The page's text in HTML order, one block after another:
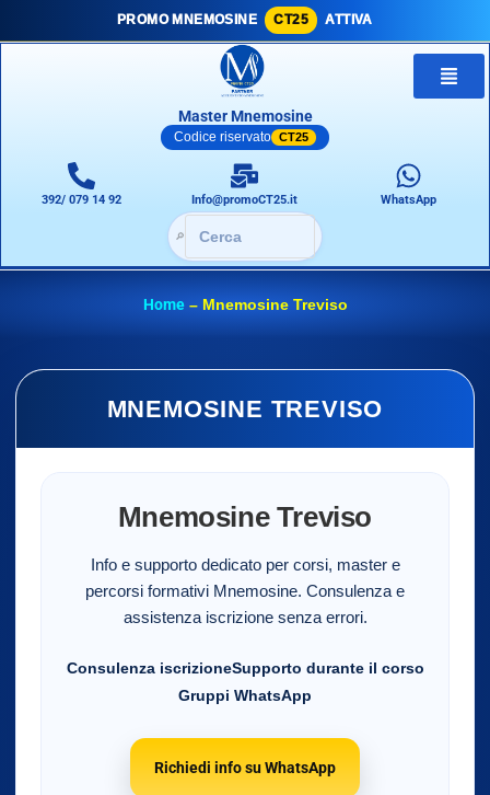
PROMO MNEMOSINE CT25 ATTIVA
Master Mnemosine
Codice riservato CT25
392/ 079 14 92 Info@promoCT25.it WhatsApp
🔎
Home– Mnemosine Treviso
MNEMOSINE TREVISO
Mnemosine Treviso
Info e supporto dedicato per corsi, master e
percorsi formativi Mnemosine. Consulenza e
assistenza iscrizione senza errori.
Consulenza iscrizioneSupporto durante il corso
Gruppi WhatsApp
Richiedi info su WhatsApp